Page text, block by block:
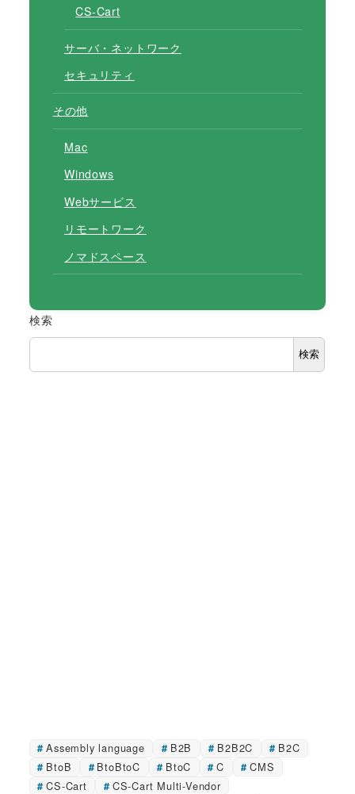
CS-Cart
サーバ・ネットワーク
セキュリティ
その他
Mac
Windows
Webサービス
リモートワーク
ノマドスペース
検索
検索
Assembly language B2B B2B2C
B2C
BtoB
BtoBtoC BtoC C
CMS
CS-Cart
CS-Cart Multi-Vendor